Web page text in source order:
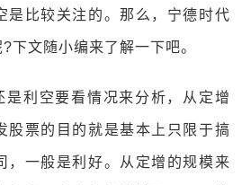
是比较关注的。那么，宁德时代
下文随小编来了解一下吧。
是利空要看情况来分析，从定增
股票的目的就是基本上只限于搞
，一般是利好。从定增的规模来